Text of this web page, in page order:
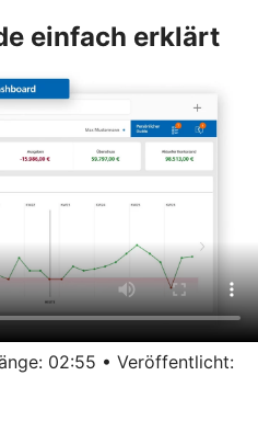
einfach erklärt
02:55 • Veröffentlicht: